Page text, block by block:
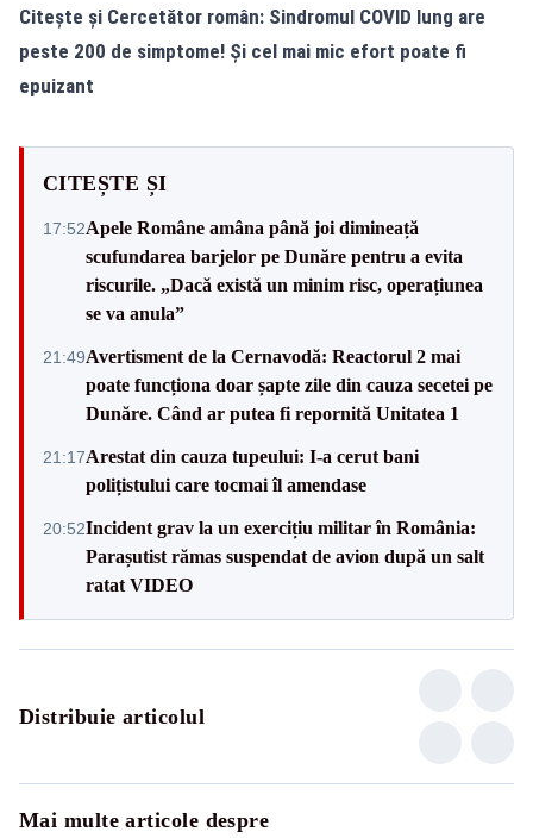
Citește și Cercetător român: Sindromul COVID lung are
peste 200 de simptome! Și cel mai mic efort poate fi
epuizant
CITEȘTE ȘI
17:52Apele Române amâna până joi dimineață
scufundarea barjelor pe Dunăre pentru a evita
riscurile. „Dacă există un minim risc, operațiunea
se va anula”
21:49Avertisment de la Cernavodă: Reactorul 2 mai
poate funcționa doar șapte zile din cauza secetei pe
Dunăre. Când ar putea fi repornită Unitatea 1
21:17Arestat din cauza tupeului: I-a cerut bani
polițistului care tocmai îl amendase
20:52Incident grav la un exercițiu militar în România:
Parașutist rămas suspendat de avion după un salt
ratat VIDEO
Distribuie articolul
Mai multe articole despre